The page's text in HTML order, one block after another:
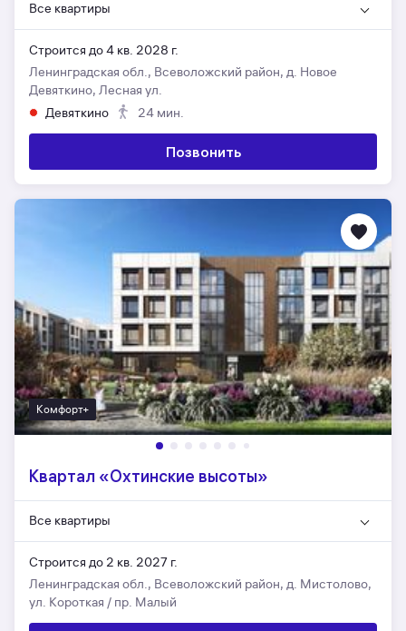
Все квартиры
Строится до 4 кв. 2028 г.
Ленинградская обл., Всеволожский район, д. Новое
Девяткино, Лесная ул.
Девяткино
24 мин.
Позвонить
Комфорт+
Квартал «Охтинские высоты»
Все квартиры
Строится до 2 кв. 2027 г.
Ленинградская обл., Всеволожский район, д. Мистолово,
ул. Короткая / пр. Малый